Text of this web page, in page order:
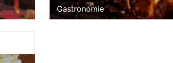
Gastronomie